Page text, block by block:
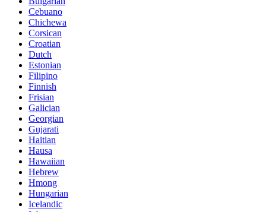
Cebuano
Chichewa
Corsican
Croatian
Dutch
Estonian
Filipino
Finnish
Frisian
Galician
Georgian
Gujarati
Haitian
Hausa
Hawaiian
Hebrew
Hmong
Hungarian
Icelandic